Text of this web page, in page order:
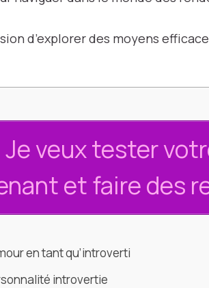
d’explorer des moyens
Je veux tester
et faire des
en tant qu’introverti
introvertie